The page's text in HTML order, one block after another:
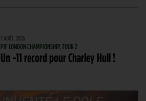
7 AOÛT. 2026
PIF LONDON CHAMPIONSHIP, TOUR 2
Un -11 record pour Charley Hull !